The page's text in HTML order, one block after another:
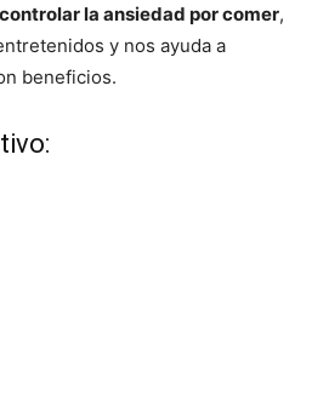
controlar la ansiedad por comer,
y nos ayuda a
beneficios.